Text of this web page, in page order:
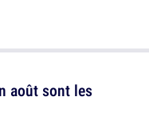
août sont les